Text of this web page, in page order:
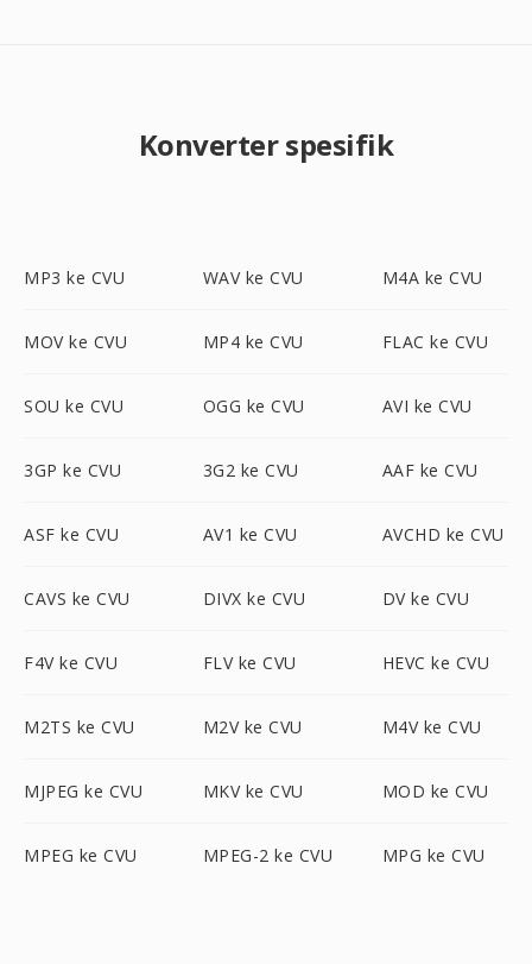
Konverter spesifik
MP3 ke CVU WAV ke CVU M4A ke CVU
MOV ke CVU MP4 ke CVU FLAC ke CVU
SOU ke CVU OGG ke CVU AVI ke CVU
3GP ke CVU 3G2 ke CVU AAF ke CVU
ASF ke CVU AV1 ke CVU AVCHD ke CVU
CAVS ke CVU DIVX ke CVU DV ke CVU
F4V ke CVU FLV ke CVU HEVC ke CVU
M2TS ke CVU M2V ke CVU M4V ke CVU
MJPEG ke CVU MKV ke CVU MOD ke CVU
MPEG ke CVU MPEG-2 ke CVU MPG ke CVU